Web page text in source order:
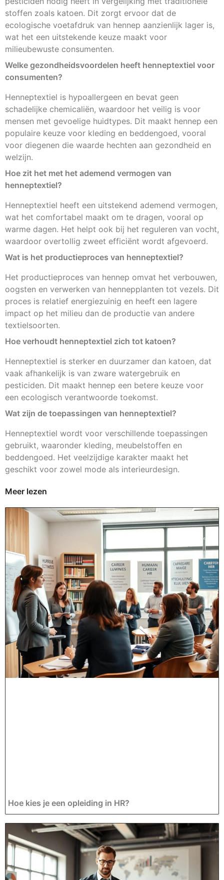
stoffen zoals katoen. Dit zorgt ervoor dat de
ecologische voetafdruk van hennep aanzienlijk lager is,
wat het een uitstekende keuze maakt voor
milieubewuste consumenten.
Welke gezondheidsvoordelen heeft henneptextiel voor
consumenten?
Henneptextiel is hypoallergeen en bevat geen
schadelijke chemicaliën, waardoor het veilig is voor
mensen met gevoelige huidtypes. Dit maakt hennep een
populaire keuze voor kleding en beddengoed, vooral
voor diegenen die waarde hechten aan gezondheid en
welzijn.
Hoe zit het met het ademend vermogen van
henneptextiel?
Henneptextiel heeft een uitstekend ademend vermogen,
wat het comfortabel maakt om te dragen, vooral op
warme dagen. Het helpt ook bij het reguleren van vocht,
waardoor overtollig zweet efficiënt wordt afgevoerd.
Wat is het productieproces van henneptextiel?
Het productieproces van hennep omvat het verbouwen,
oogsten en verwerken van hennepplanten tot vezels. Dit
proces is relatief energiezuinig en heeft een lagere
impact op het milieu dan de productie van andere
textielsoorten.
Hoe verhoudt henneptextiel zich tot katoen?
Henneptextiel is sterker en duurzamer dan katoen, dat
vaak afhankelijk is van zware watergebruik en
pesticiden. Dit maakt hennep een betere keuze voor
een ecologisch verantwoorde toekomst.
Wat zijn de toepassingen van henneptextiel?
Henneptextiel wordt voor verschillende toepassingen
gebruikt, waaronder kleding, meubelstoffen en
beddengoed. Het veelzijdige karakter maakt het
geschikt voor zowel mode als interieurdesign.
Meer lezen
Hoe kies je een opleiding in HR?